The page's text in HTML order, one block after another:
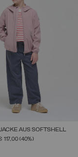
AUS SOFTSHELL
VON
117,00(40%)